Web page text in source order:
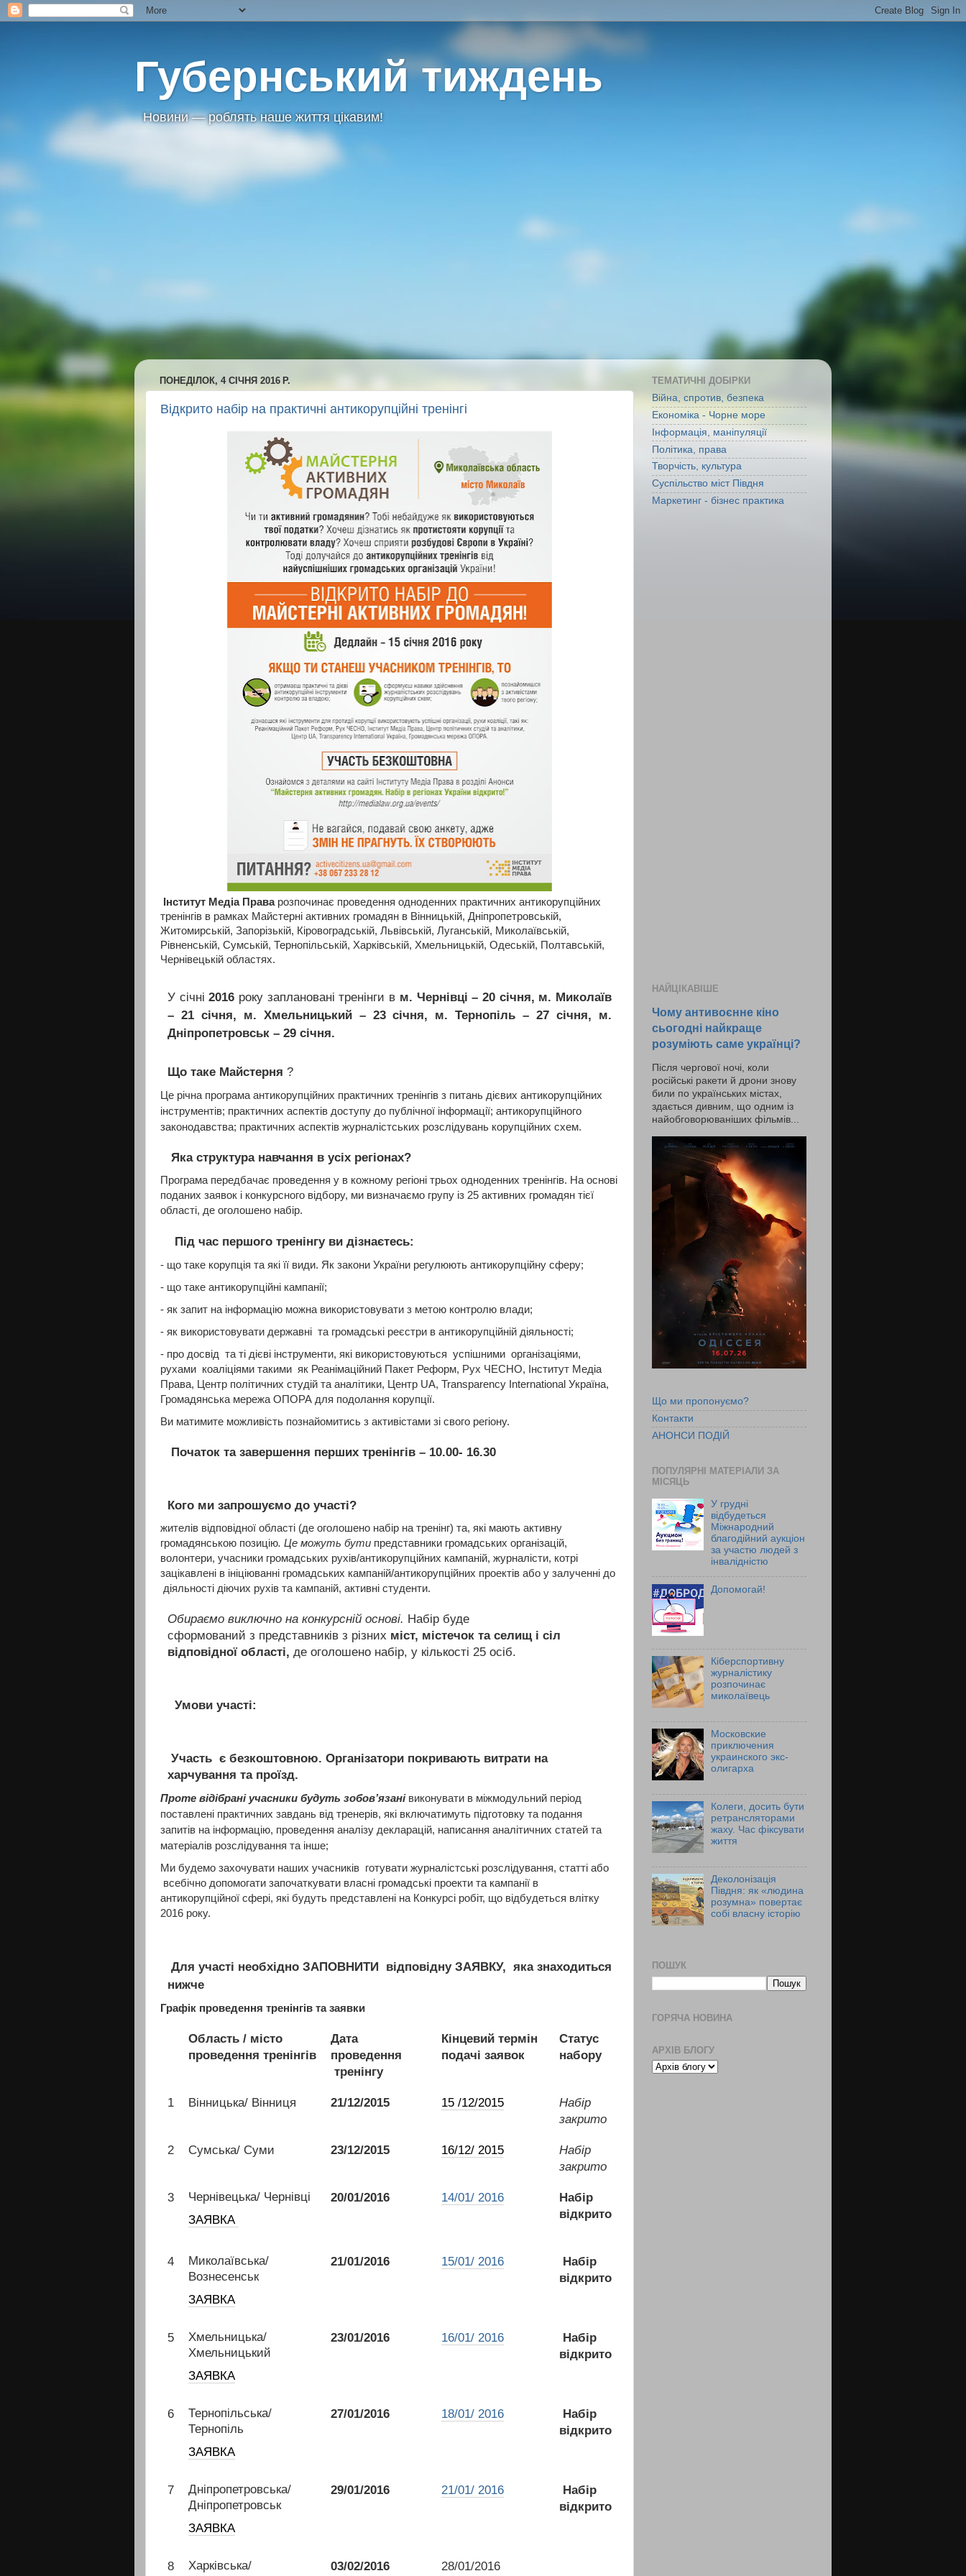
Губернський тиждень
Новини — роблять наше життя цікавим!
ПОНЕДІЛОК, 4 СІЧНЯ 2016 Р.
Відкрито набір на практичні антикорупційні тренінгі
Інститут Медіа Права розпочинає проведення одноденних практичних антикорупційних
тренінгів в рамках Майстерні активних громадян в Вінницькій, Дніпропетровській,
Житомирській, Запорізькій, Кіровоградській, Львівській, Луганській, Миколаївській,
Рівненській, Сумській, Тернопільській, Харківській, Хмельницькій, Одеській, Полтавській,
Чернівецькій областях.
У січні2016 року заплановані тренінги в м. Чернівці – 20 січня, м. Миколаїв
– 21 січня, м. Хмельницький – 23 січня, м. Тернопіль – 27 січня, м.
Дніпропетровськ – 29 січня.
Що таке Майстерня ?
Це річна програма антикорупційних практичних тренінгів з питань дієвих антикорупційних
інструментів; практичних аспектів доступу до публічної інформації; антикорупційного
законодавства; практичних аспектів журналістських розслідувань корупційних схем.
Яка структура навчання в усіх регіонах?
Програма передбачає проведення у в кожному регіоні трьох одноденних тренінгів. На основі
поданих заявок і конкурсного відбору, ми визначаємо групу із 25 активних громадян тієї
області, де оголошено набір.
Під час першого тренінгу ви дізнаєтесь:
- що таке корупція та які її види. Як закони України регулюють антикорупційну сферу;
- що таке антикорупційні кампанії;
- як запит на інформацію можна використовувати з метою контролю влади;
- як використовувати державні та громадські реєстри в антикорупційній діяльності;
- про досвід та ті дієві інструменти, які використовуються успішними організаціями,
рухами коаліціями такими як Реанімаційний Пакет Реформ, Рух ЧЕСНО, Інститут Медіа
Права, Центр політичних студій та аналітики, Центр UA, Transparency International Україна,
Громадянська мережа ОПОРА для подолання корупції.
Ви матимите можливість познайомитись з активістами зі свого регіону.
Початок та завершення перших тренінгів – 10.00- 16.30
Кого ми запрошуємо до участі?
жителів відповідної області (де оголошено набір на тренінг) та, які мають активну
громадянською позицію. Це можуть бути представники громадських організацій,
волонтери, учасники громадських рухів/антикорупційних кампаній, журналісти, котрі
зацікавлені в ініціюванні громадських кампаній/антикорупційних проектів або у залученні до
діяльності діючих рухів та кампаній, активні студенти.
Обираємо виключно на конкурсній основі. Набір буде
сформований з представників з різних міст, містечок та селищ і сіл
відповідної області, де оголошено набір, у кількості 25 осіб.
Умови участі:
Участь є безкоштовною. Організатори покривають витрати на
харчування та проїзд.
Проте відібрані учасники будуть зобов’язані виконувати в міжмодульний період
поставлені практичних завдань від тренерів, які включатимуть підготовку та подання
запитів на інформацію, проведення аналізу декларацій, написання аналітичних статей та
матеріалів розслідування та інше;
Ми будемо захочувати наших учасників готувати журналістські розслідування, статті або
всебічно допомогати започаткувати власні громадські проекти та кампанії в
антикорупційної сфері, які будуть представлені на Конкурсі робіт, що відбудеться влітку
2016 року.
Для участі необхідно ЗАПОВНИТИ відповідну ЗАЯВКУ, яка знаходиться
нижче
Графік проведення тренінгів та заявки
Область / місто
проведення тренінгів
Дата
проведення
тренінгу
Кінцевий термін
подачі заявок
Статус
набору
1 Вінницька/ Вінниця 21/12/2015 15 /12/2015
Набір
закрито
2 Cумська/ Суми 23/12/2015 16/12/ 2015
Набір
закрито
3
Чернівецька/ Чернівці
ЗАЯВКА
20/01/2016 14/01/ 2016
Набір
відкрито
4
Миколаївська/
Вознесенськ
ЗАЯВКА
21/01/2016 15/01/ 2016
Набір
відкрито
5
Хмельницька/
Хмельницький
ЗАЯВКА
23/01/2016 16/01/ 2016
Набір
відкрито
6
Тернопільська/
Тернопіль
ЗАЯВКА
27/01/2016 18/01/ 2016
Набір
відкрито
7
Дніпропетровська/
Дніпропетровськ
ЗАЯВКА
29/01/2016 21/01/ 2016
Набір
відкрито
8 Харківська/ 03/02/2016 28/01/2016
ТЕМАТИЧНІ ДОБІРКИ
Війна, спротив, безпека
Економіка - Чорне море
Інформація, маніпуляції
Політика, права
Творчість, культура
Суспільство міст Півдня
Маркетинг - бізнес практика
НАЙЦІКАВІШЕ
Чому антивоєнне кіно
сьогодні найкраще
розуміють саме українці?
Після чергової ночі, коли
російські ракети й дрони знову
били по українських містах,
здається дивним, що одним із
найобговорюваніших фільмів...
Що ми пропонуємо?
Контакти
АНОНСИ ПОДІЙ
ПОПУЛЯРНІ МАТЕРІАЛИ ЗА
МІСЯЦЬ
У грудні
відбудеться
Міжнародний
благодійний аукціон
за участю людей з
інвалідністю
Допомогай!
Кіберспортивну
журналістику
розпочинає
миколаївець
Московские
приключения
украинского экс-
олигарха
Колеги, досить бути
ретрансляторами
жаху. Час фіксувати
життя
Деколонізація
Півдня: як «людина
розумна» повертає
собі власну історію
ПОШУК
ГОРЯЧА НОВИНА
АРХІВ БЛОГУ